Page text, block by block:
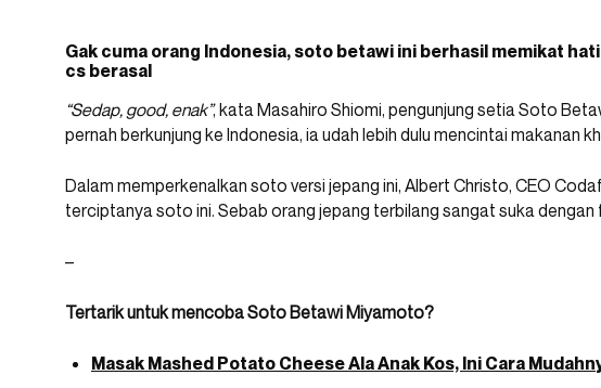
Gak cuma orang Indonesia, soto betawi ini berhasil memikat
cs berasal
“Sedap, good, enak”, kata Masahiro Shiomi, pengunjung setia Soto
pernah berkunjung ke Indonesia, ia udah lebih dulu mencintai makanan
Dalam memperkenalkan soto versi jepang ini, Albert Christo, CEO
terciptanya soto ini. Sebab orang jepang terbilang sangat suka dengan
–
Tertarik untuk mencoba Soto Betawi Miyamoto?
Masak Mashed Potato Cheese Ala Anak Kos, Ini Cara